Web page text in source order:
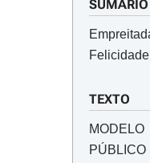
SUMÁRIO
TEXTO
PÚBLICO